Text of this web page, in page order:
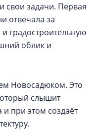
свои задачи. Первая
отвечала за
градостроительную
облик и
Новосадюком. Это
слышит
при этом создаёт